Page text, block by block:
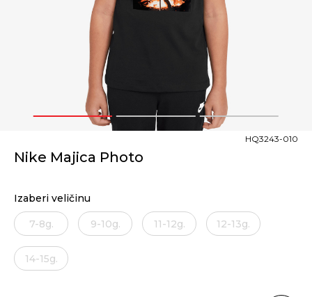
1 2 3
Nike Majica Photo
HQ3243-010
Izaberi veličinu
7-8g. 9-10g. 11-12g. 12-13g.
14-15g.